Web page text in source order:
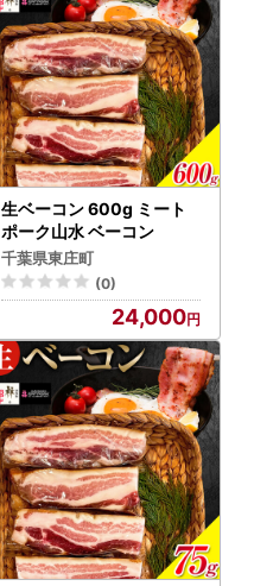
生ベーコン 600g ミート
ポーク山水 ベーコン
千葉県東庄町
(0)
24,000